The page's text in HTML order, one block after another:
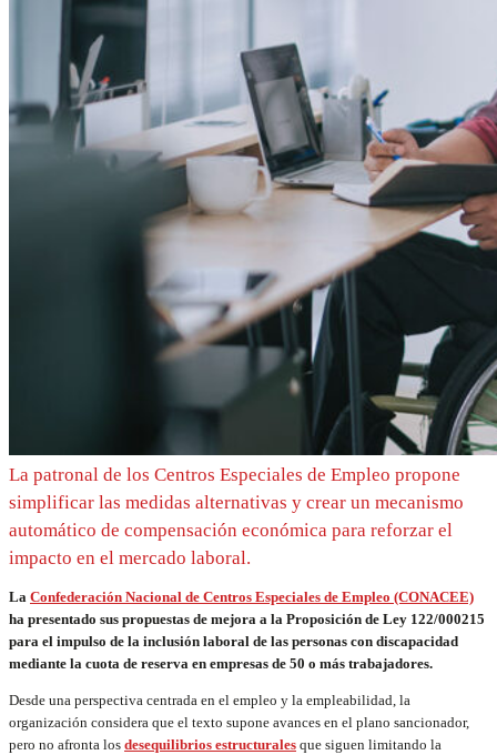
La patronal de los Centros Especiales de Empleo propone
simplificar las medidas alternativas y crear un mecanismo
automático de compensación económica para reforzar el
impacto en el mercado laboral.
La Confederación Nacional de Centros Especiales de Empleo (CONACEE)
ha presentado sus propuestas de mejora a la Proposición de Ley 122/000215
para el impulso de la inclusión laboral de las personas con discapacidad
mediante la cuota de reserva en empresas de 50 o más trabajadores.
Desde una perspectiva centrada en el empleo y la empleabilidad, la
organización considera que el texto supone avances en el plano sancionador,
pero no afronta los desequilibrios estructurales que siguen limitando la